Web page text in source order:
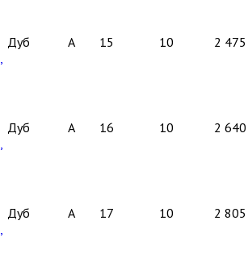
Дуб A 15 10 2 475
Дуб A 16 10 2 640
Дуб A 17 10 2 805